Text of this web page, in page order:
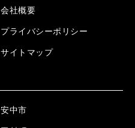
会社概要
プライバシーポリシー
サイトマップ
安中市